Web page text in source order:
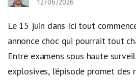
12/06/2026
Le 15 juin dans Ici tout
annonce choc qui pourrait tout
Entre examens sous haute
explosives, l’épisode promet des